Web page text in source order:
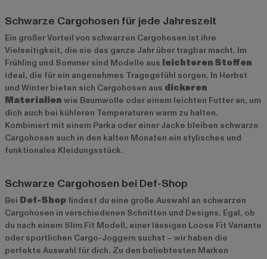
Schwarze Cargohosen für jede Jahreszeit
Ein großer Vorteil von schwarzen Cargohosen ist ihre
Vielseitigkeit, die sie das ganze Jahr über tragbar macht. Im
Frühling und Sommer sind Modelle aus leichteren Stoffen
ideal, die für ein angenehmes Tragegefühl sorgen. In Herbst
und Winter bieten sich Cargohosen aus dickeren
Materialien wie Baumwolle oder einem leichten Futter an, um
dich auch bei kühleren Temperaturen warm zu halten.
Kombiniert mit einem Parka oder einer Jacke bleiben schwarze
Cargohosen auch in den kalten Monaten ein stylisches und
funktionales Kleidungsstück.
Schwarze Cargohosen bei Def-Shop
Bei Def-Shop findest du eine große Auswahl an schwarzen
Cargohosen in verschiedenen Schnitten und Designs. Egal, ob
du nach einem Slim Fit Modell, einer lässigen Loose Fit Variante
oder sportlichen Cargo-Joggern suchst – wir haben die
perfekte Auswahl für dich. Zu den beliebtesten Marken